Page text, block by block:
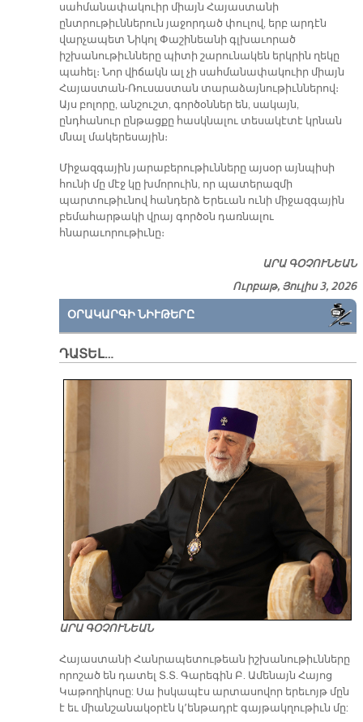
սահմանափակուիր միայն Հայաստանի
ընտրութիւններուն յաջորդած փուլով, երբ արդէն
վարչապետ Նիկոլ Փաշինեանի գլխաւորած
իշխանութիւնները պիտի շարունակեն երկրին ղեկը
պահել։ Նոր վիճակն ալ չի սահմանափակուիր միայն
Հայաստան-Ռուսաստան տարաձայնութիւններով։
Այս բոլորը, անշուշտ, գործօններ են, սակայն,
ընդհանուր ընթացքը հասկնալու տեսակէտէ կրնան
մնալ մակերեսային։
Միջազգային յարաբերութիւնները այսօր այնպիսի
հունի մը մէջ կը խմորուին, որ պատերազմի
պարտութիւնով հանդերձ Երեւան ունի միջազգային
բեմահարթակի վրայ գործօն դառնալու
հնարաւորութիւնը։
ԱՐԱ ԳՕՉՈՒՆԵԱՆ
Ուրբաթ, Յուլիս 3, 2026
ՕՐԱԿԱՐԳԻ ՆԻՒԹԵՐԸ
ԴԱՏԵԼ…
ԱՐԱ ԳՕՉՈՒՆԵԱՆ
​Հայաստանի Հանրապետութեան իշխանութիւնները
որոշած են դատել Տ.Տ. Գարեգին Բ. Ամենայն Հայոց
Կաթողիկոսը: Սա իսկապէս արտասովոր երեւոյթ մըն
է եւ միանշանակօրէն կ՚ենթադրէ գայթակղութիւն մը: